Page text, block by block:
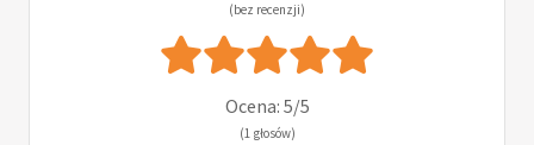
(bez recenzji)
Ocena: 5/5
(1 głosów)